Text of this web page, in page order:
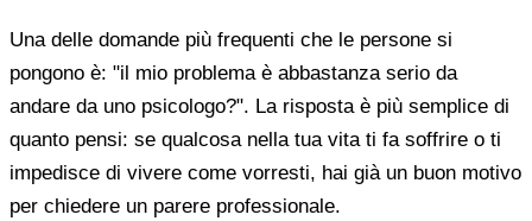
Una delle domande più frequenti che le persone si
pongono è: "il mio problema è abbastanza serio da
andare da uno psicologo?". La risposta è più semplice di
quanto pensi: se qualcosa nella tua vita ti fa soffrire o ti
impedisce di vivere come vorresti, hai già un buon motivo
per chiedere un parere professionale.